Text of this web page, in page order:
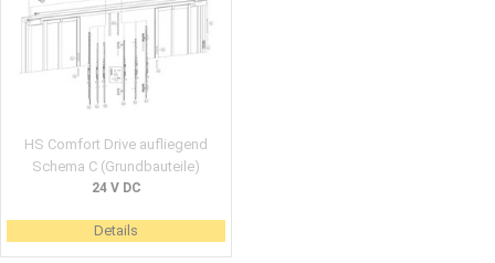
HS Comfort Drive aufliegend
Schema C (Grundbauteile)
24 V DC
Details